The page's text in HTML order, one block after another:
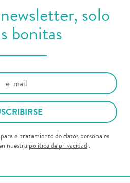
solo
bonitas
el tratamiento de datos personales
nuestra política de privacidad .